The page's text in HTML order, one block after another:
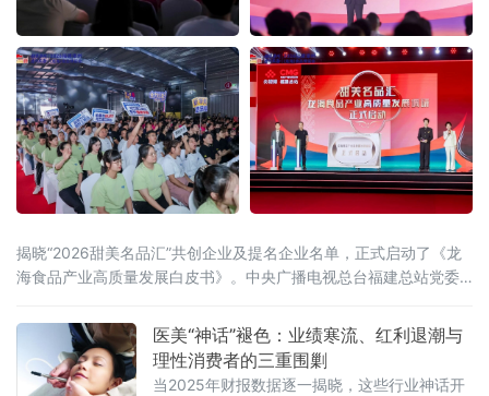
揭晓“2026甜美名品汇”共创企业及提名企业名单，正式启动了《龙
海食品产业高质量发展白皮书》。中央广播电视总台福建总站党委
科学家应铁进，福建省食品工业协会会长刘宜锋，中央电视台财经
评论员刘戈，漳州市龙海区
医美“神话”褪色：业绩寒流、红利退潮与
理性消费者的三重围剿
当2025年财报数据逐一揭晓，这些行业神话开